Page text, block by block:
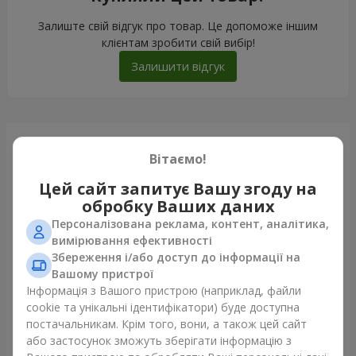
Залиште свій відгук про товар. Це допоможе іншим
клієнтам зробити свій вибір!
Залишити відгук
Букет "Пастила"
Вітаємо!
Цей сайт запитує Вашу згоду на
обробку Ваших даних
Персоналізована реклама, контент, аналітика,
вимірювання ефективності
Збереження і/або доступ до інформації на
Вашому пристрої
Інформація з Вашого пристрою (наприклад, файли
cookie та унікальні ідентифікатори) буде доступна
постачальникам. Крім того, вони, а також цей сайт
або застосунок зможуть зберігати інформацію з